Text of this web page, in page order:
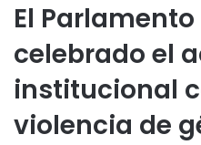
El
celebrado el
institucional
violencia de